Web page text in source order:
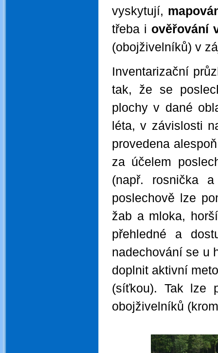
vyskytují,
třeba i ověřování
(obojživelníků) v
Inventarizační
tak, že se
plochy v dané
léta, v závislosti
provedena
za účelem
(např. rosnička
poslechově lze
žab a mloka,
přehledné a
nadechování se u
doplnit aktivní
(síťkou). Tak lze
obojživelníků